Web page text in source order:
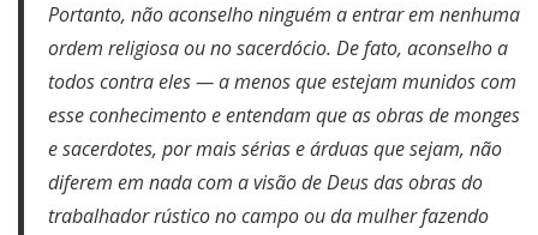
Portanto, não aconselho ninguém a entrar em nenhuma
ordem religiosa ou no sacerdócio. De fato, aconselho a
todos contra eles — a menos que estejam munidos com
esse conhecimento e entendam que as obras de monges
e sacerdotes, por mais sérias e árduas que sejam, não
diferem em nada com a visão de Deus das obras do
trabalhador rústico no campo ou da mulher fazendo